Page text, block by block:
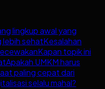
lingkup awal yang
lebih sehatKesalahan
Kapan topik ini
Apakah UMKM harus
paling cepat dari
selalu mahal?